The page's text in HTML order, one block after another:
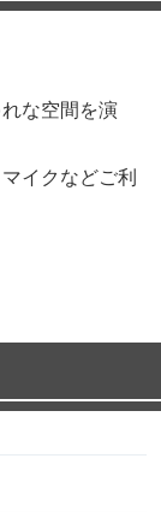
な空間を演
イクなどご利
子会、宴会
に造り上げる